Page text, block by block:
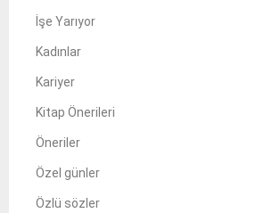
İşe Yarıyor
Kadınlar
Kariyer
Kitap Önerileri
Öneriler
Özel günler
Özlü sözler